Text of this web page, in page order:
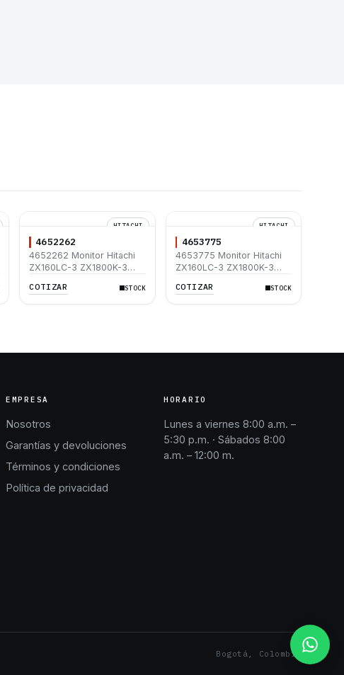
HITACHI
4652262
4652262 Monitor Hitachi
ZX160LC-3 ZX1800K-3
ZX210H-3
COTIZAR STOCK
HITACHI
4653775
4653775 Monitor Hitachi
ZX160LC-3 ZX1800K-3
ZX210H-3
COTIZAR STOCK
EMPRESA
Nosotros
Garantías y devoluciones
Términos y condiciones
Política de privacidad
HORARIO
Lunes a viernes 8:00 a.m. –
5:30 p.m. · Sábados 8:00
a.m. – 12:00 m.
Bogotá, Colombia